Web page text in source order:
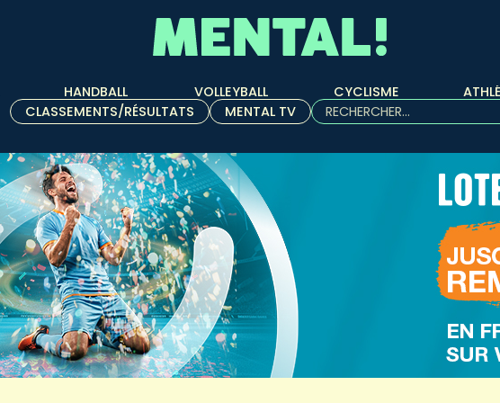
HANDBALL VOLLEYBALL CYCLISME
CLASSEMENTS/RÉSULTATS
MENTAL TV
Rechercher :